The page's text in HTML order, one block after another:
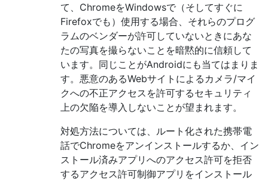
て、ChromeをWindowsで（そしてすぐに
Firefoxでも）使用する場合、それらのプログ
ラムのベンダーが許可していないときにあな
たの写真を撮らないことを暗黙的に信頼して
います。同じことがAndroidにも当てはまりま
す。悪意のあるWebサイトによるカメラ/マイ
クへの不正アクセスを許可するセキュリティ
上の欠陥を導入しないことが望まれます。
対処方法については、ルート化された携帯電
話でChromeをアンインストールするか、イン
ストール済みアプリへのアクセス許可を拒否
するアクセス許可制御アプリをインストール